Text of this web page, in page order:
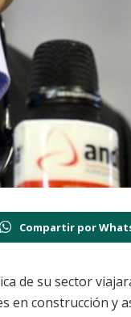
Compartir por
de su sector
en construcción y